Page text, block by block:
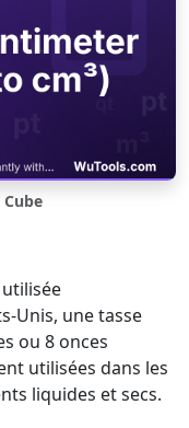
Unis, une tasse
ou 8 onces
utilisées dans les
liquides et secs.